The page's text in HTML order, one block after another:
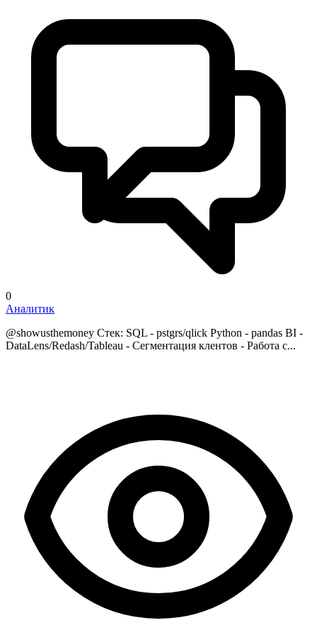
0
Аналитик
@showusthemoney Стек: SQL - pstgrs/qlick Python - pandas BI -
DataLens/Redash/Tableau - Сегментация клентов - Работа с...